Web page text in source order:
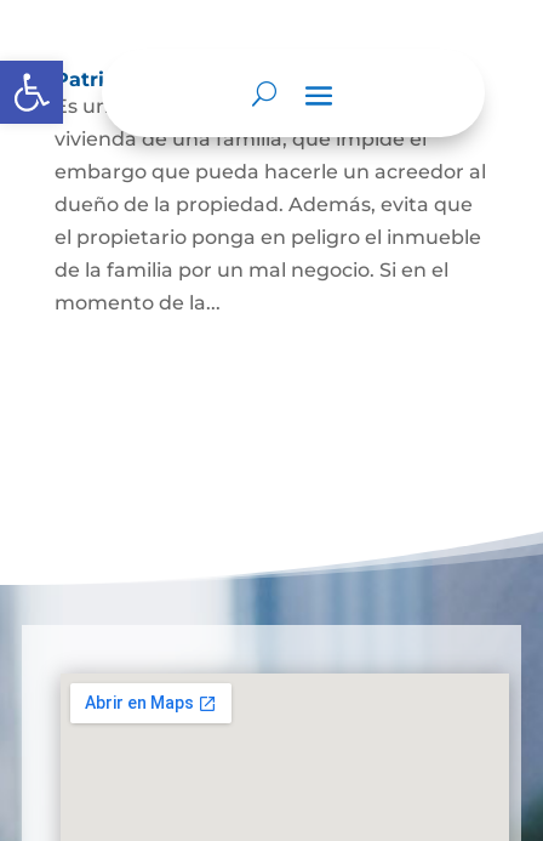
Abrir barra de herramientas
Patrimonio de familia inembargable
Es una clase especial de protección de la
vivienda de una familia, que impide el
embargo que pueda hacerle un acreedor al
dueño de la propiedad. Además, evita que
el propietario ponga en peligro el inmueble
de la familia por un mal negocio. Si en el
momento de la...